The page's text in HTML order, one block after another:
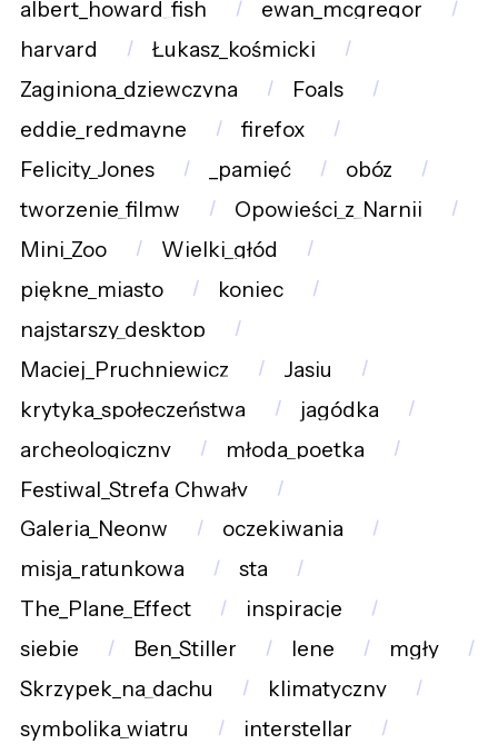
albert_howard_fish
ewan_mcgregor
harvard
Łukasz_kośmicki
Zaginiona_dziewczyna
Foals
eddie_redmayne
firefox
Felicity_Jones
_pamięć
obóz
tworzenie_filmw
Opowieści_z_Narnii
Mini_Zoo
Wielki_głód
piękne_miasto
koniec
najstarszy_desktop
Maciej_Pruchniewicz
Jasiu
krytyka_społeczeństwa
jagódka
archeologiczny
młoda_poetka
Festiwal_Strefa_Chwały
Galeria_Neonw
oczekiwania
misja_ratunkowa
sta
The_Plane_Effect
inspiracje
siebie
Ben_Stiller lene
mgły
Skrzypek_na_dachu
klimatyczny
symbolika_wiatru
interstellar